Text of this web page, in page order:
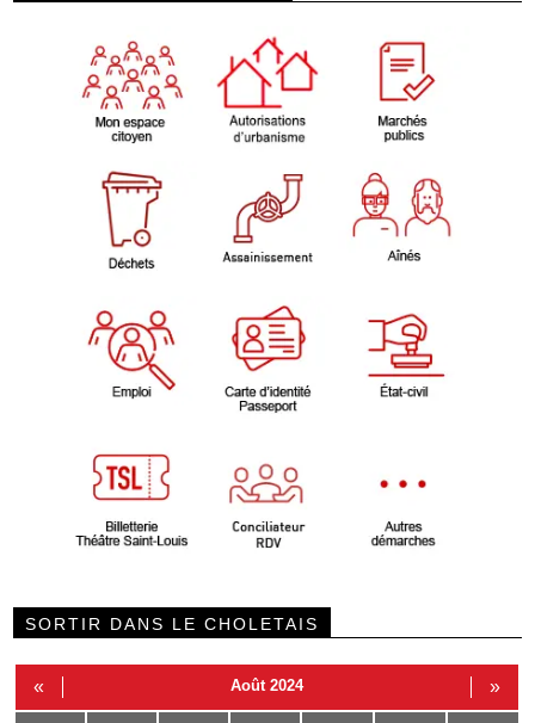
SORTIR DANS LE CHOLETAIS
« Août 2024 »